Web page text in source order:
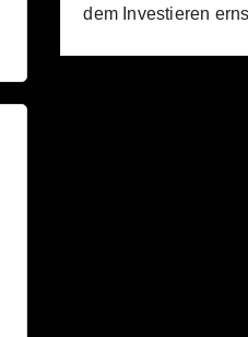
dem Investieren